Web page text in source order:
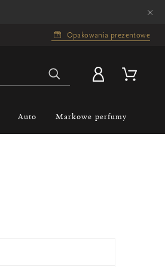
×
Opakowania prezentowe
Auto Markowe perfumy